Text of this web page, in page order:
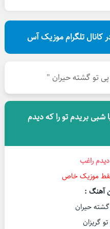
کانال تلگرام موزیک آس
تو گشته حیران "
شبی بریدم تو را که دیدم
راغب
موزیک خاص
آهنگ :
حیران
گریزان